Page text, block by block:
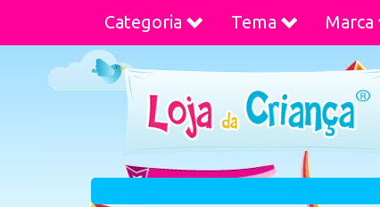
Categoria Tema Marca